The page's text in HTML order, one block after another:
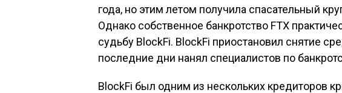
года, но этим летом получила спасательный
Однако собственное банкротство FTX
судьбу BlockFi. BlockFi приостановил снятие
последние дни нанял специалистов по
BlockFi был одним из нескольких кредиторов